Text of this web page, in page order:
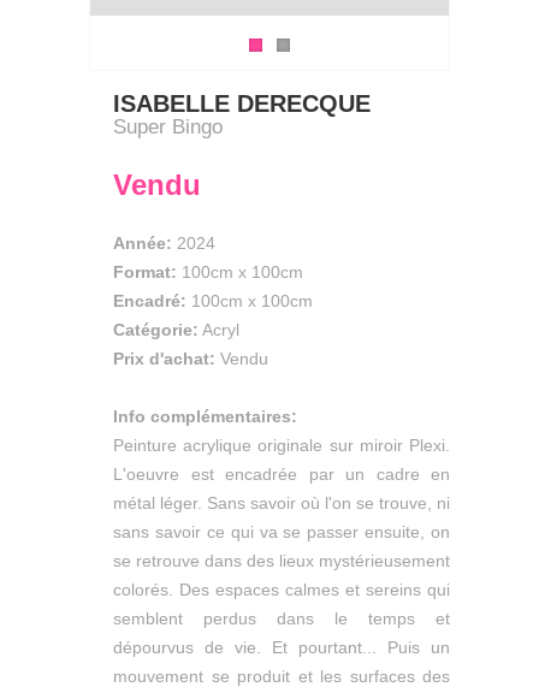
ISABELLE DERECQUE
Super Bingo
Vendu
Année: 2024
Format: 100cm x 100cm
Encadré: 100cm x 100cm
Catégorie: Acryl
Prix d'achat: Vendu
Info complémentaires:
Peinture acrylique originale sur miroir Plexi.
L'oeuvre est encadrée par un cadre en
métal léger. Sans savoir où l'on se trouve, ni
sans savoir ce qui va se passer ensuite, on
se retrouve dans des lieux mystérieusement
colorés. Des espaces calmes et sereins qui
semblent perdus dans le temps et
dépourvus de vie. Et pourtant... Puis un
mouvement se produit et les surfaces des